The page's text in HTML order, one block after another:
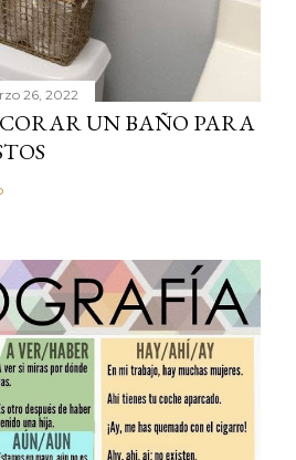
26, 2022
UN BAÑO PARA